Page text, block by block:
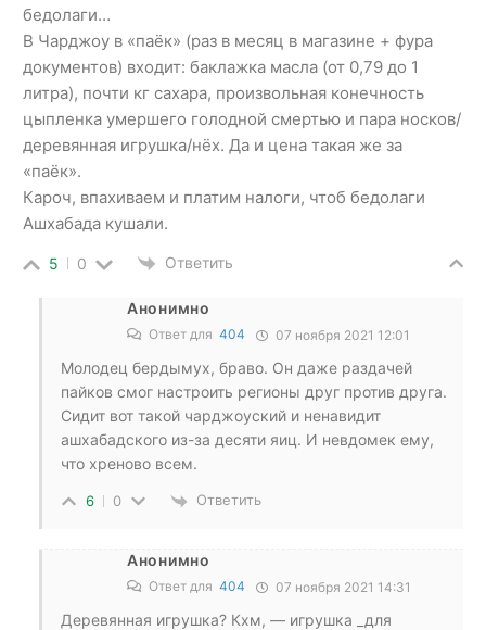
бедолаги…
В Чарджоу в «паёк» (раз в месяц в магазине + фура
документов) входит: баклажка масла (от 0,79 до 1
литра), почти кг сахара, произвольная конечность
цыпленка умершего голодной смертью и пара носков/
деревянная игрушка/нёх. Да и цена такая же за
«паёк».
Кароч, впахиваем и платим налоги, чтоб бедолаги
Ашхабада кушали.
5 0 Ответить
Анонимно
Ответ для 404 07 ноября 2021 12:01
Молодец бердымух, браво. Он даже раздачей
пайков смог настроить регионы друг против друга.
Сидит вот такой чарджоуский и ненавидит
ашхабадского из-за десяти яиц. И невдомек ему,
что хреново всем.
6 0 Ответить
Анонимно
Ответ для 404 07 ноября 2021 14:31
Деревянная игрушка? Кхм, — игрушка _для